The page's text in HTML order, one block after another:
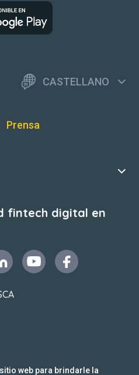
CASTELLANO
Prensa
fintech digital en
web para brindarle la